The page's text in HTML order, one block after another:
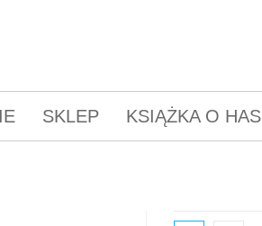
SKLEP KSIĄŻKA O